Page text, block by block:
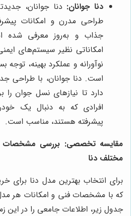
دنا جوانان: دنا جوانان،
طراحی مدرن و امکانات
جذاب و به‌روز معرفی شده
امکاناتی نظیر سیستم‌های
نوآورانه و عملکرد بهینه،
است. دنا جوانان، با طراحی
دارد تا نیازهای نسل جوان را
افرادی که به دنبال یک
پیشرفته هستند، مناسب است.
مقایسه تخصصی: بررسی مشخصات
مختلف دنا
برای انتخاب بهترین مدل دنا برای
که با مشخصات فنی و امکانات هر
جدول زیر، اطلاعات جامعی را در این